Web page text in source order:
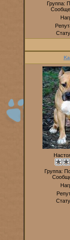
Группа:
Группа: